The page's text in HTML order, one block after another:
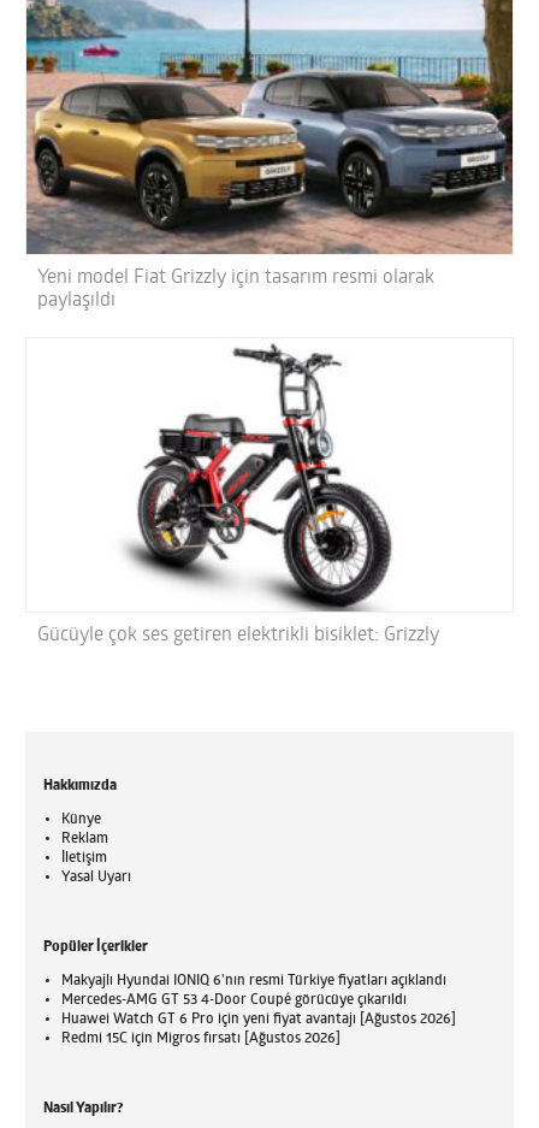
Yeni model Fiat Grizzly için tasarım resmi olarak
paylaşıldı
Gücüyle çok ses getiren elektrikli bisiklet: Grizzly
Hakkımızda
Künye
Reklam
İletişim
Yasal Uyarı
Popüler İçerikler
Makyajlı Hyundai IONIQ 6'nın resmi Türkiye fiyatları açıklandı
Mercedes-AMG GT 53 4-Door Coupé görücüye çıkarıldı
Huawei Watch GT 6 Pro için yeni fiyat avantajı [Ağustos 2026]
Redmi 15C için Migros fırsatı [Ağustos 2026]
Nasıl Yapılır?